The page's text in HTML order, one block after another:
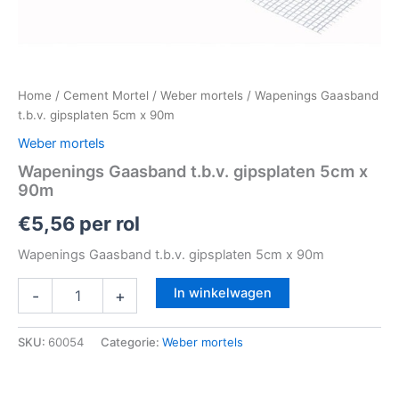
Home / Cement Mortel / Weber mortels / Wapenings Gaasband
t.b.v. gipsplaten 5cm x 90m
Weber mortels
Wapenings Gaasband t.b.v. gipsplaten 5cm x
90m
€5,56 per rol
Wapenings Gaasband t.b.v. gipsplaten 5cm x 90m
- + In winkelwagen
SKU: 60054 Categorie: Weber mortels